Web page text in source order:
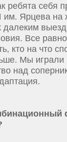
ребята
Ярцева на
Все
кто на что
Мы играли
над